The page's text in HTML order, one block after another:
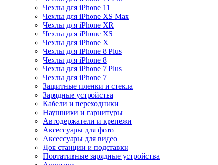
Чехлы для iPhone 11
Чехлы для iPhone XS Max
Чехлы для iPhone XR
Чехлы для iPhone XS
Чехлы для iPhone X
Чехлы для iPhone 8 Plus
Чехлы для iPhone 8
Чехлы для iPhone 7 Plus
Чехлы для iPhone 7
Защитные пленки и стекла
Зарядные устройства
Кабели и переходники
Наушники и гарнитуры
Автодержатели и крепежи
Аксессуары для фото
Аксессуары для видео
Док станции и подставки
Портативные зарядные устройства